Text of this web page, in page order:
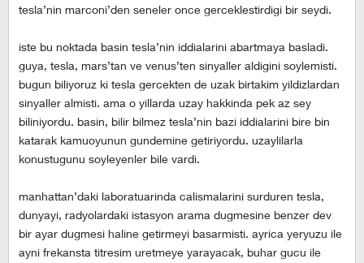
tesla’nin marconi’den seneler once gerceklestirdigi bir seydi.
iste bu noktada basin tesla’nin iddialarini abartmaya basladi.
guya, tesla, mars’tan ve venus’ten sinyaller aldigini soylemisti.
bugun biliyoruz ki tesla gercekten de uzak birtakim yildizlardan
sinyaller almisti. ama o yillarda uzay hakkinda pek az sey
biliniyordu. basin, bilir bilmez tesla’nin bazi iddialarini bire bin
katarak kamuoyunun gundemine getiriyordu. uzaylilarla
konustugunu soyleyenler bile vardi.
manhattan’daki laboratuarinda calismalarini surduren tesla,
dunyayi, radyolardaki istasyon arama dugmesine benzer dev
bir ayar dugmesi haline getirmeyi basarmisti. ayrica yeryuzu ile
ayni frekansta titresim uretmeye yarayacak, buhar gucu ile